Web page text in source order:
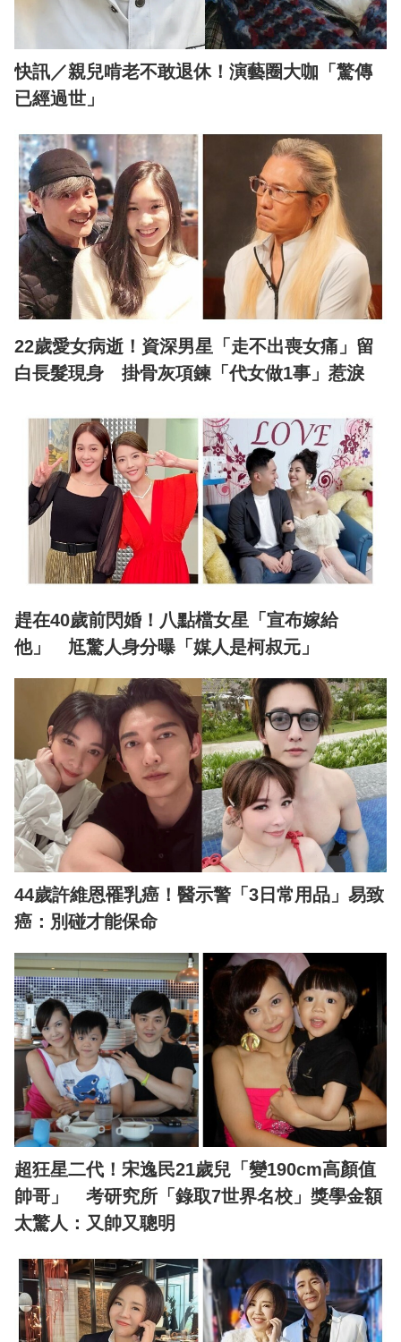
快訊／親兒啃老不敢退休！演藝圈大咖「驚傳
已經過世」
22歲愛女病逝！資深男星「走不出喪女痛」留
白長髮現身 掛骨灰項鍊「代女做1事」惹淚
趕在40歲前閃婚！八點檔女星「宣布嫁給
他」 尪驚人身分曝「媒人是柯叔元」
44歲許維恩罹乳癌！醫示警「3日常用品」易致
癌：別碰才能保命
超狂星二代！宋逸民21歲兒「變190cm高顏值
帥哥」 考研究所「錄取7世界名校」獎學金額
太驚人：又帥又聰明